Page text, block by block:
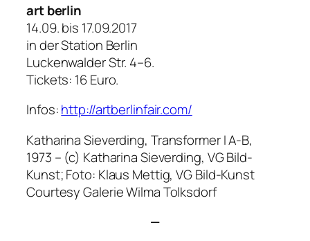
art berlin
14.09. bis 17.09.2017
in der Station Berlin
Luckenwalder Str. 4–6.
Tickets: 16 Euro.
Infos:http://artberlinfair.com/
Katharina Sieverding, Transformer I A-B,
1973 – (c) Katharina Sieverding, VG Bild-
Kunst; Foto: Klaus Mettig, VG Bild-Kunst
Courtesy Galerie Wilma Tolksdorf
—